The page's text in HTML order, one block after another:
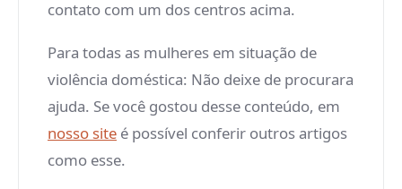
contato com um dos centros acima.
Para todas as mulheres em situação de
violência doméstica: Não deixe de procurara
ajuda. Se você gostou desse conteúdo, em
nosso site é possível conferir outros artigos
como esse.